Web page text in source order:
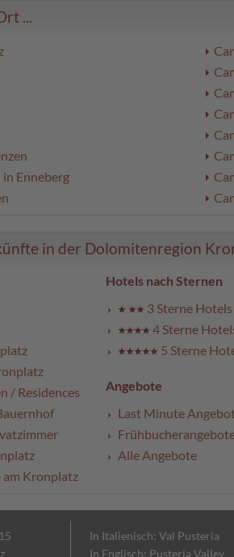
...
in Enneberg
in der Dolomitenregion
/ Residences
Kronplatz
Hotels nach Sternen
3 Sterne Hotels
4 Sterne
5 Sterne
Angebote
Last Minute
Alle Angebote
In Italienisch: Val Pusteria
In Englisch: Pusteria Valley